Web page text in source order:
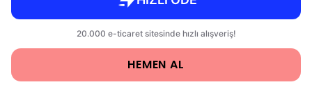
HEMEN AL